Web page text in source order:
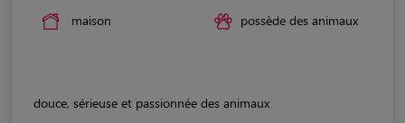
maison possède des animaux
douce, sérieuse et passionnée des animaux